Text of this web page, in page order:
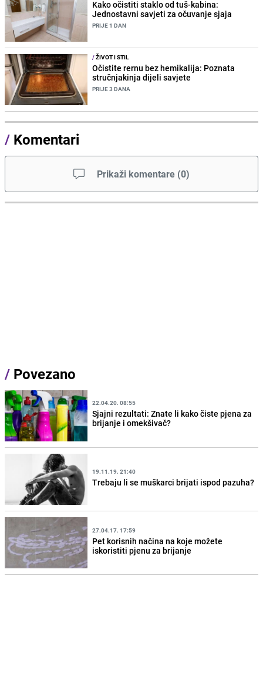
Kako očistiti staklo od tuš-kabina:
Jednostavni savjeti za očuvanje sjaja
PRIJE 1 DAN
/ŽIVOT I STIL
Očistite rernu bez hemikalija: Poznata
stručnjakinja dijeli savjete
PRIJE 3 DANA
/ Komentari
Prikaži komentare (0)
/ Povezano
22.04.20. 08:55
Sjajni rezultati: Znate li kako čiste pjena za
brijanje i omekšivač?
19.11.19. 21:40
Trebaju li se muškarci brijati ispod pazuha?
27.04.17. 17:59
Pet korisnih načina na koje možete
iskoristiti pjenu za brijanje